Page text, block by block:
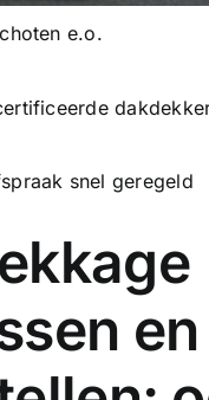
e.o.
snel geregeld
en